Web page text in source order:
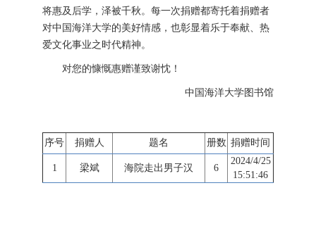
将惠及后学，泽被千秋。每一次捐赠都寄托着捐赠者
对中国海洋大学的美好情感，也彰显着乐于奉献、热
爱文化事业之时代精神。
对您的慷慨惠赠谨致谢忱！
中国海洋大学图书馆
序号 捐赠人 题名 册数 捐赠时间
1 梁斌 海院走出男子汉 6
2024/4/25
15:51:46